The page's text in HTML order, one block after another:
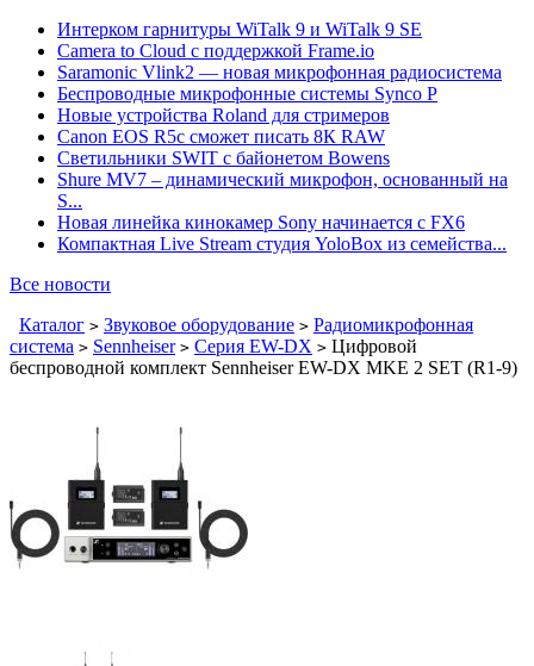
Интерком гарнитуры WiTalk 9 и WiTalk 9 SE
Camera to Cloud с поддержкой Frame.io
Saramonic Vlink2 — новая микрофонная радиосистема
Беспроводные микрофонные системы Synco P
Новые устройства Roland для стримеров
Canon EOS R5c сможет писать 8К RAW
Светильники SWIT с байонетом Bowens
Shure MV7 – динамический микрофон, основанный на
S...
Новая линейка кинокамер Sony начинается с FX6
Компактная Live Stream студия YoloBox из семейства...
Все новости
Каталог > Звуковое оборудование > Радиомикрофонная
система > Sennheiser > Серия EW-DX > Цифровой
беспроводной комплект Sennheiser EW-DX MKE 2 SET (R1-9)